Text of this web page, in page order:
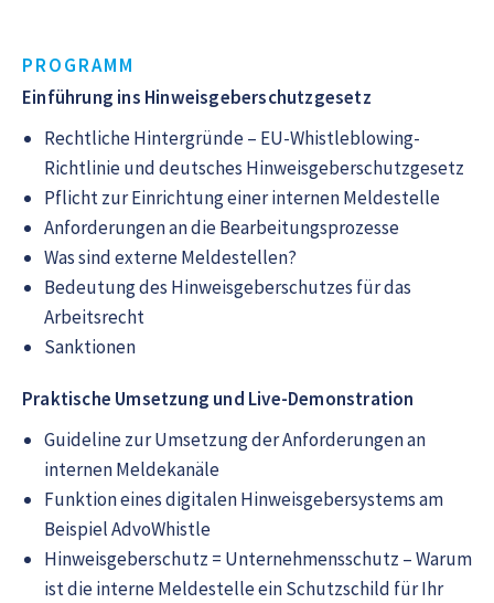
PROGRAMM
Einführung ins Hinweisgeberschutzgesetz
Rechtliche Hintergründe – EU-Whistleblowing-
Richtlinie und deutsches Hinweisgeberschutzgesetz
Pflicht zur Einrichtung einer internen Meldestelle
Anforderungen an die Bearbeitungsprozesse
Was sind externe Meldestellen?
Bedeutung des Hinweisgeberschutzes für das
Arbeitsrecht
Sanktionen
Praktische Umsetzung und Live-Demonstration
Guideline zur Umsetzung der Anforderungen an
internen Meldekanäle
Funktion eines digitalen Hinweisgebersystems am
Beispiel AdvoWhistle
Hinweisgeberschutz = Unternehmensschutz – Warum
ist die interne Meldestelle ein Schutzschild für Ihr